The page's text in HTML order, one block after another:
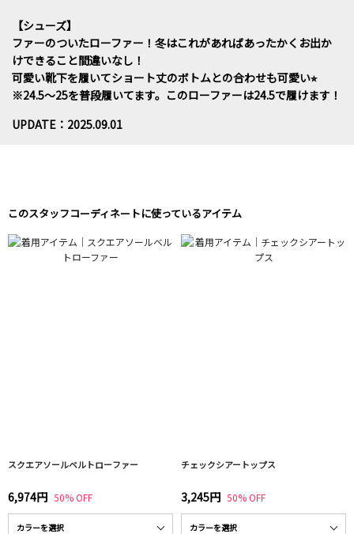
【シューズ】
ファーのついたローファー！冬はこれがあればあったかくお出か
けできること間違いなし！
可愛い靴下を履いてショート丈のボトムとの合わせも可愛い⭐︎
※24.5〜25を普段履いてます。このローファーは24.5で履けます！
UPDATE：2025.09.01
このスタッフコーディネートに使っているアイテム
スクエアソールベルトローファー
6,974円 50% OFF
チェックシアートップス
3,245円 50% OFF